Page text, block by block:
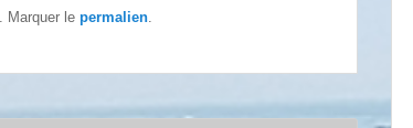
. Marquer le permalien